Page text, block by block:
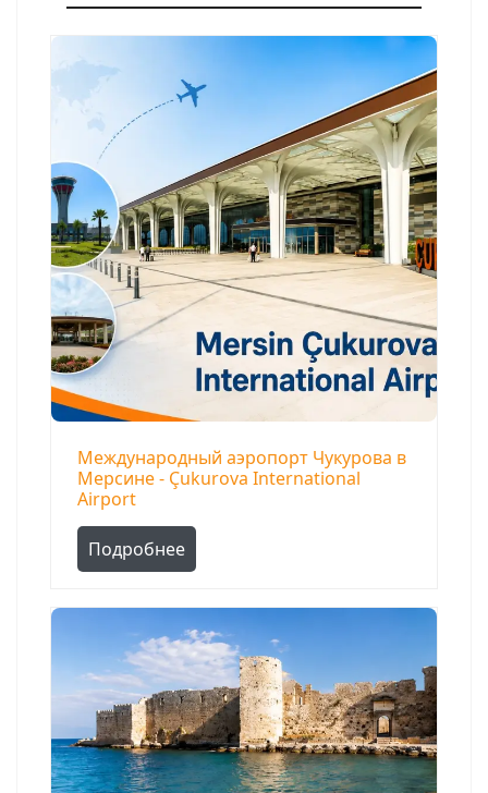
Международный аэропорт Чукурова в
Мерсине - Çukurova International
Airport
Подробнее